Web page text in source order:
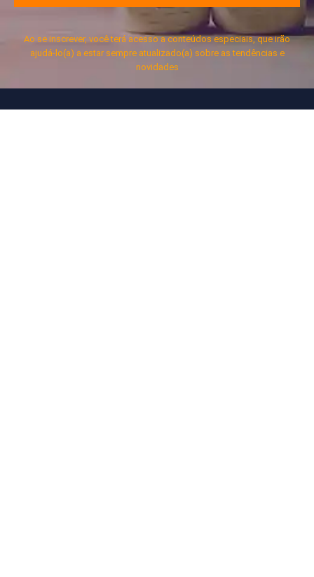
Ao se inscrever, você terá acesso a conteúdos especiais, que irão
ajudá-lo(a) a estar sempre atualizado(a) sobre as tendências e
novidades